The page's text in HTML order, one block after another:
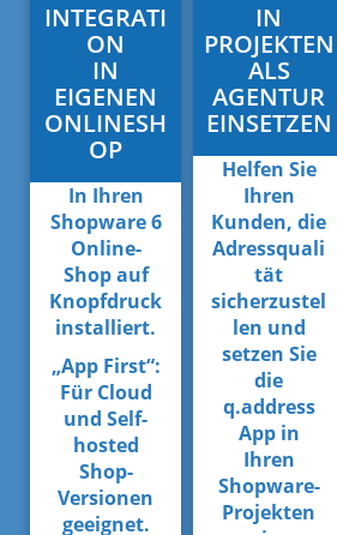
INTEGRATI
ON
IN
EIGENEN
ONLINESH
OP
In Ihren
Shopware 6
Online-
Shop auf
Knopfdruck
installiert.
„App First“:
Für Cloud
und Self-
hosted
Shop-
Versionen
geeignet.
IN
PROJEKTEN
ALS
AGENTUR
EINSETZEN
Helfen Sie
Ihren
Kunden, die
Adressquali
tät
sicherzustel
len und
setzen Sie
die
q.address
App in
Ihren
Shopware-
Projekten